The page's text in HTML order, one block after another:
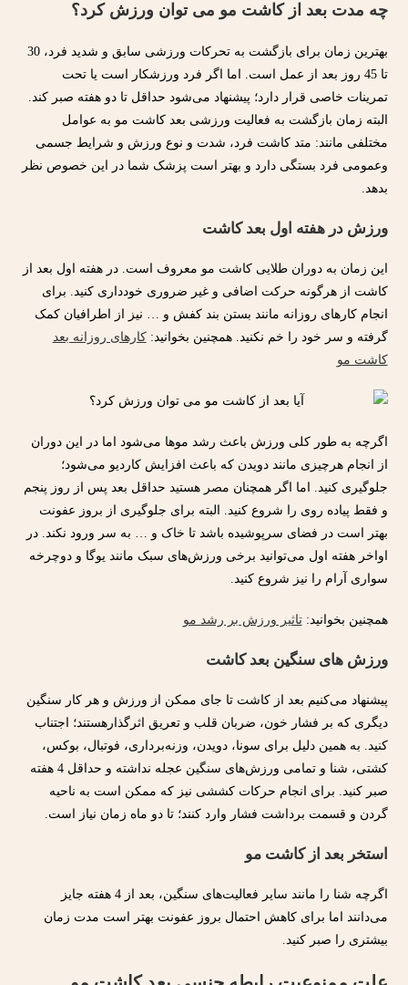
چه مدت بعد از کاشت مو می توان ورزش کرد؟
بهترین زمان برای بازگشت به تحرکات ورزشی سابق و شدید فرد، 30
تا 45 روز بعد از عمل است. اما اگر فرد ورزشکار است یا تحت
تمرینات خاصی قرار دارد؛ پیشنهاد می‌شود حداقل تا دو هفته صبر کند.
البته زمان بازگشت به فعالیت ورزشی بعد کاشت مو به عوامل
مختلفی مانند: متد کاشت فرد، شدت و نوع ورزش و شرایط جسمی
وعمومی فرد بستگی دارد و بهتر است پزشک شما در این خصوص نظر
بدهد.
ورزش در هفته اول بعد کاشت
این زمان به دوران طلایی کاشت مو معروف است. در هفته اول بعد از
کاشت از هرگونه حرکت اضافی و غیر ضروری خودداری کنید. برای
انجام کارهای روزانه مانند بستن بند کفش و … نیز از اطرافیان کمک
گرفته و سر خود را خم نکنید. همچنین بخوانید:کارهای روزانه بعد
کاشت مو
اگرچه به طور کلی ورزش باعث رشد موها می‌شود اما در این دوران
از انجام هرچیزی مانند دویدن که باعث افزایش کاردیو می‌شود؛
جلوگیری کنید. اما اگر همچنان مصر هستید حداقل بعد پس از روز پنجم
و فقط پیاده روی را شروع کنید. البته برای جلوگیری از بروز عفونت
بهتر است در فضای سرپوشیده باشد تا خاک و … به سر ورود نکند. در
اواخر هفته اول می‌توانید برخی ورزش‌های سبک مانند یوگا و دوچرخه
سواری آرام را نیز شروع کنید.
همچنین بخوانید:تاثیر ورزش بر رشد مو
ورزش‌ های سنگین بعد کاشت
پیشنهاد می‌کنیم بعد از کاشت تا جای ممکن از ورزش و هر کار سنگین
دیگری که بر فشار خون، ضربان قلب و تعریق اثرگذارهستند؛ اجتناب
کنید. به همین دلیل برای سونا، دویدن، وزنه‌برداری، فوتبال، بوکس،
کشتی، شنا و تمامی ورزش‌های سنگین عجله نداشته و حداقل 4 هفته
صبر کنید. برای انجام حرکات کششی نیز که ممکن است به ناحیه
گردن و قسمت برداشت فشار وارد کنند؛ تا دو ماه زمان نیاز است.
استخر بعد از کاشت مو
اگرچه شنا را مانند سایر فعالیت‌های سنگین، بعد از 4 هفته جایز
می‌دانند اما برای کاهش احتمال بروز عفونت بهتر است مدت زمان
بیشتری را صبر کنید.